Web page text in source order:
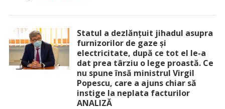
Statul a dezlănțuit jihadul asupra
furnizorilor de gaze și
electricitate, după ce tot el le-a
dat prea târziu o lege proastă. Ce
nu spune însă ministrul Virgil
Popescu, care a ajuns chiar să
instige la neplata facturilor
ANALIZĂ